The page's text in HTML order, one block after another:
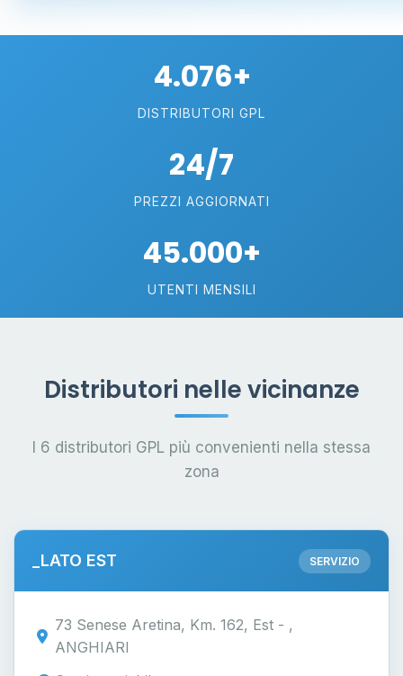
4.076+
DISTRIBUTORI GPL
24/7
PREZZI AGGIORNATI
45.000+
UTENTI MENSILI
Distributori nelle vicinanze
I 6 distributori GPL più convenienti nella stessa
zona
_LATO EST SERVIZIO
73 Senese Aretina, Km. 162, Est - ,
ANGHIARI